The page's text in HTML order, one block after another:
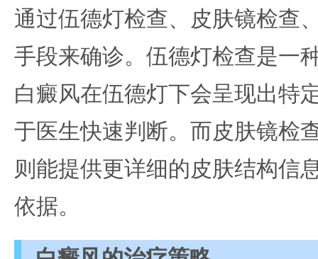
通过伍德灯检查、皮肤镜检查
手段来确诊。伍德灯检查是一
白癜风在伍德灯下会呈现出特
于医生快速判断。而皮肤镜检
则能提供更详细的皮肤结构信
依据。